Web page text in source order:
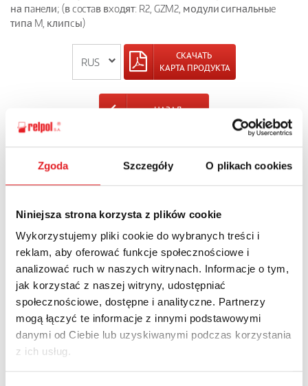
Zgoda Szczegóły O plikach cookies
Niniejsza strona korzysta z plików cookie
Wykorzystujemy pliki cookie do wybranych treści i
reklam, aby oferować funkcje społecznościowe i
analizować ruch w naszych witrynach. Informacje o tym,
jak korzystać z naszej witryny, udostępniać
społecznościowe, dostępne i analityczne. Partnerzy
mogą łączyć te informacje z innymi podstawowymi
danymi od Ciebie lub uzyskiwanymi podczas korzystania
z ich usług.
на пaнeли; (в cocтaв вxoдят: R2, GZM2, модули сигнальныe
типа M, клипcы)
СКАЧАТЬ
КАРТА ПРОДУКТА
НАЗАД
предложения
Имя и фамилия: *
Электронная почта: *
Компания: